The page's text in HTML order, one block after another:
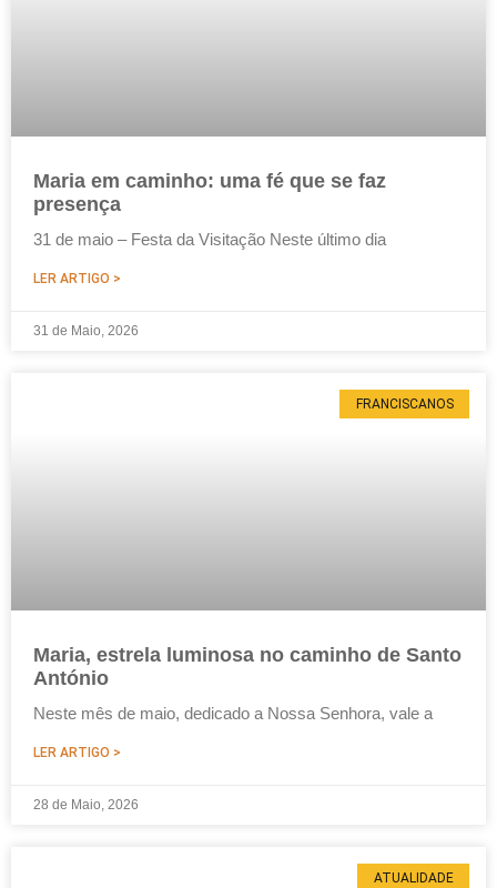
Maria em caminho: uma fé que se faz
presença
31 de maio – Festa da Visitação Neste último dia
LER ARTIGO >
31 de Maio, 2026
FRANCISCANOS
Maria, estrela luminosa no caminho de Santo
António
Neste mês de maio, dedicado a Nossa Senhora, vale a
LER ARTIGO >
28 de Maio, 2026
ATUALIDADE